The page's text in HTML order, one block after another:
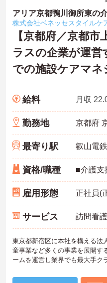
アリア京都鴨川御所東の
株式会社ベネッセスタイルケ
【京都府／京都市
ラスの企業が運営
での施設ケアマネ
給料
勤務地
最寄り駅
資格/職種
雇用形態 正社員(
サービス 訪問看護
東京都新宿区に本社を構える法
童事業など多くの事業を展開す
ームを運営し業界でも最大手ク
研修制度や資格取得支援制度が